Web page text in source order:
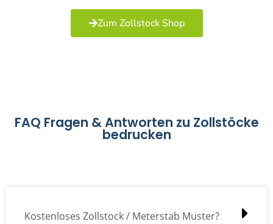
Zum Zollstock Shop
FAQ Fragen & Antworten zu Zollstöcke
bedrucken
Kostenloses Zollstock / Meterstab Muster?